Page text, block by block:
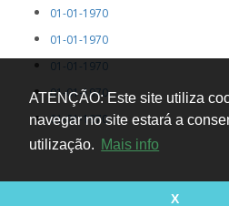
ATENÇÃO: Este site utiliza
navegar no site estará a
utilização. Mais info
X
01-01-1970
01-01-1970
01-01-1970
01-01-1970
01-01-1970